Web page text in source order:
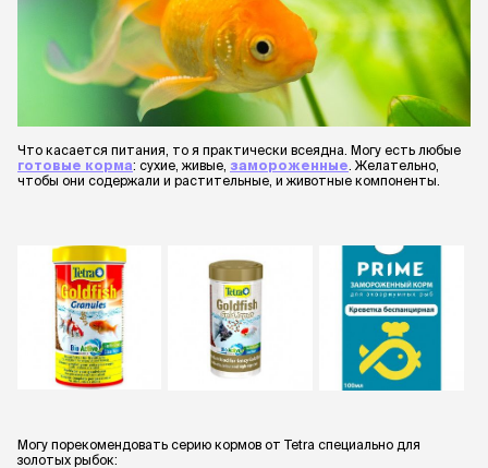
Что касается питания, то я практически всеядна. Могу есть любые
готовые корма: сухие, живые, замороженные . Желательно,
чтобы они содержали и растительные, и животные компоненты.
Могу порекомендовать серию кормов от Tetra специально для
золотых рыбок: